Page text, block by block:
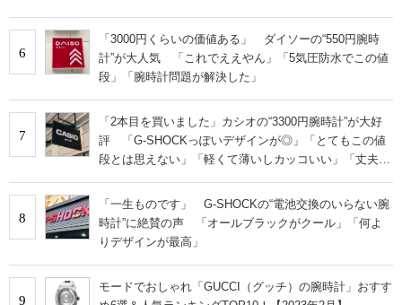
6
「3000円くらいの価値ある」 ダイソーの“550円腕時
計”が大人気 「これでええやん」「5気圧防水でこの値
段」「腕時計問題が解決した」
7
「2本目を買いました」カシオの“3300円腕時計”が大好
評 「G-SHOCKっぽいデザインが◎」「とてもこの値
段とは思えない」「軽くて薄いしカッコいい」「丈夫で
8
「一生ものです」 G-SHOCKの“電池交換のいらない腕
時計”に絶賛の声 「オールブラックがクール」「何よ
りデザインが最高」
9
モードでおしゃれ「GUCCI（グッチ）の腕時計」おすす